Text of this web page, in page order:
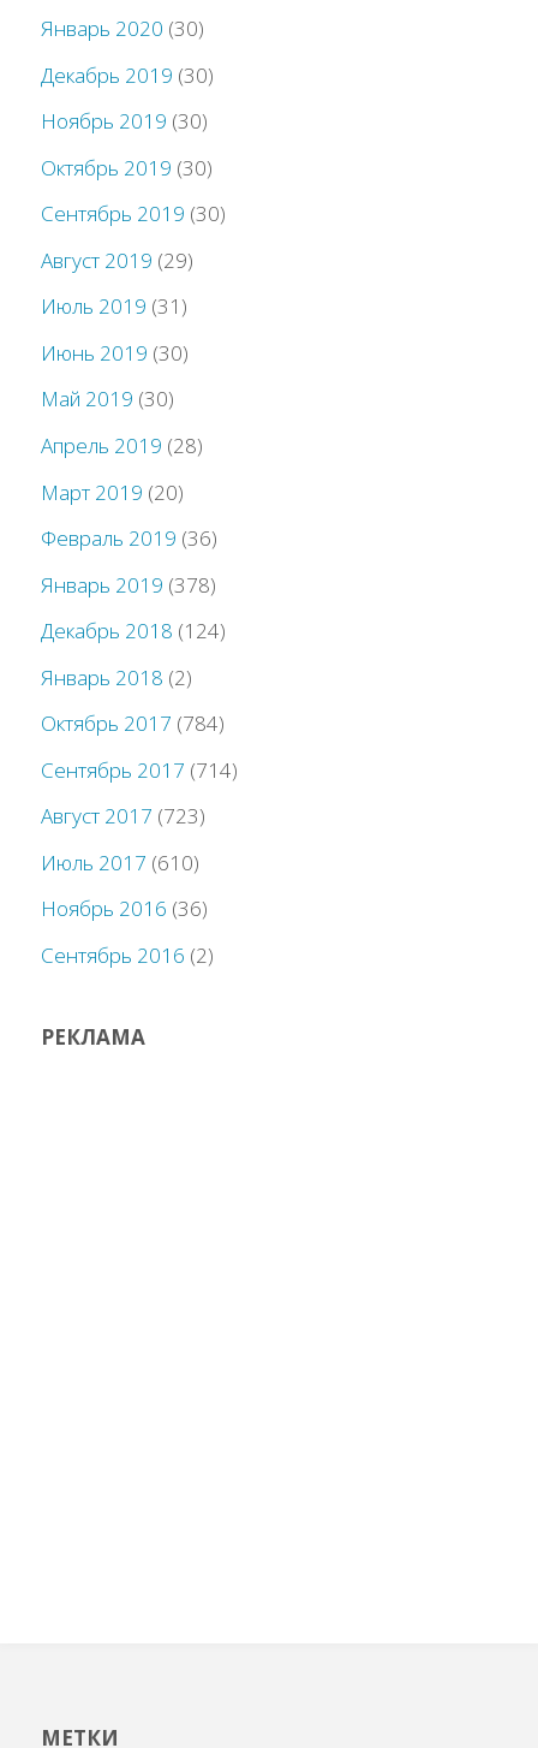
Январь 2020 (30)
Декабрь 2019 (30)
Ноябрь 2019 (30)
Октябрь 2019 (30)
Сентябрь 2019 (30)
Август 2019 (29)
Июль 2019 (31)
Июнь 2019 (30)
Май 2019 (30)
Апрель 2019 (28)
Март 2019 (20)
Февраль 2019 (36)
Январь 2019 (378)
Декабрь 2018 (124)
Январь 2018 (2)
Октябрь 2017 (784)
Сентябрь 2017 (714)
Август 2017 (723)
Июль 2017 (610)
Ноябрь 2016 (36)
Сентябрь 2016 (2)
РЕКЛАМА
МЕТКИ